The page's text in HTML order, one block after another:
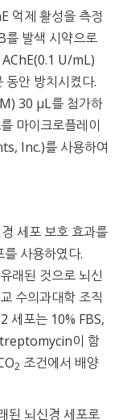
억제 활성을 측정
발색 시약으로
U/mL)
안 방치시켰다.
30 μL를 첨가하
마이크로플레이
Inc.)를 사용하여
세포 보호 효과를
사용하였다.
래된 것으로 뇌신
수의과대학 조직
세포는 10% FBS,
이 함
2 조건에서 배양
된 뇌신경 세포로